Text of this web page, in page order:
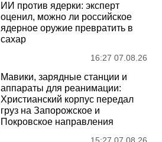
ИИ против ядерки: эксперт
оценил, можно ли российское
ядерное оружие превратить в
сахар
16:27 07.08.26
Мавики, зарядные станции и
аппараты для реанимации:
Христианский корпус передал
груз на Запорожское и
Покровское направления